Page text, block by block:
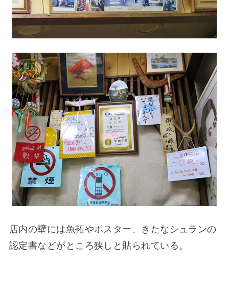
店内の壁には魚拓やポスター、きたなシュランの
認定書などがところ狭しと貼られている。